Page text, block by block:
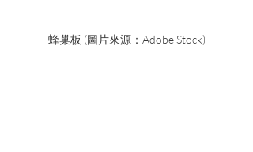
蜂巢板 (圖片來源：Adobe Stock)